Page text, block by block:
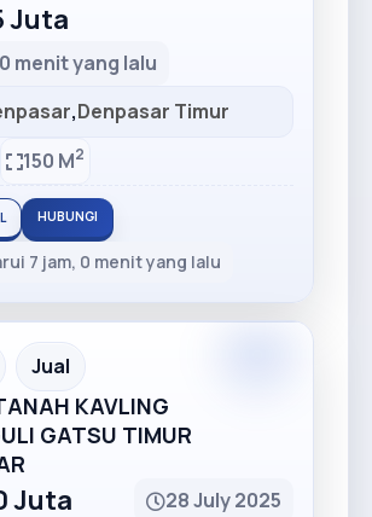
Juta
menit yang lalu
,Denpasar Timur
150 M2
HUBUNGI
7 jam, 0 menit yang lalu
Jual
KAVLING
GATSU TIMUR
Juta 28 July 2025